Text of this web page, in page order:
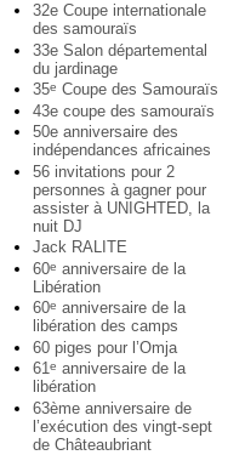
32e Coupe internationale
des samouraïs
33e Salon départemental
du jardinage
35e Coupe des Samouraïs
43e coupe des samouraïs
50e anniversaire des
indépendances africaines
56 invitations pour 2
personnes à gagner pour
assister à UNIGHTED, la
nuit DJ
Jack RALITE
60e anniversaire de la
Libération
60e anniversaire de la
libération des camps
60 piges pour l’Omja
61e anniversaire de la
libération
63ème anniversaire de
l’exécution des vingt-sept
de Châteaubriant